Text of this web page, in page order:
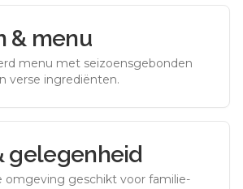
& menu
menu met seizoensgebonden
verse ingrediënten.
gelegenheid
omgeving geschikt voor familie-